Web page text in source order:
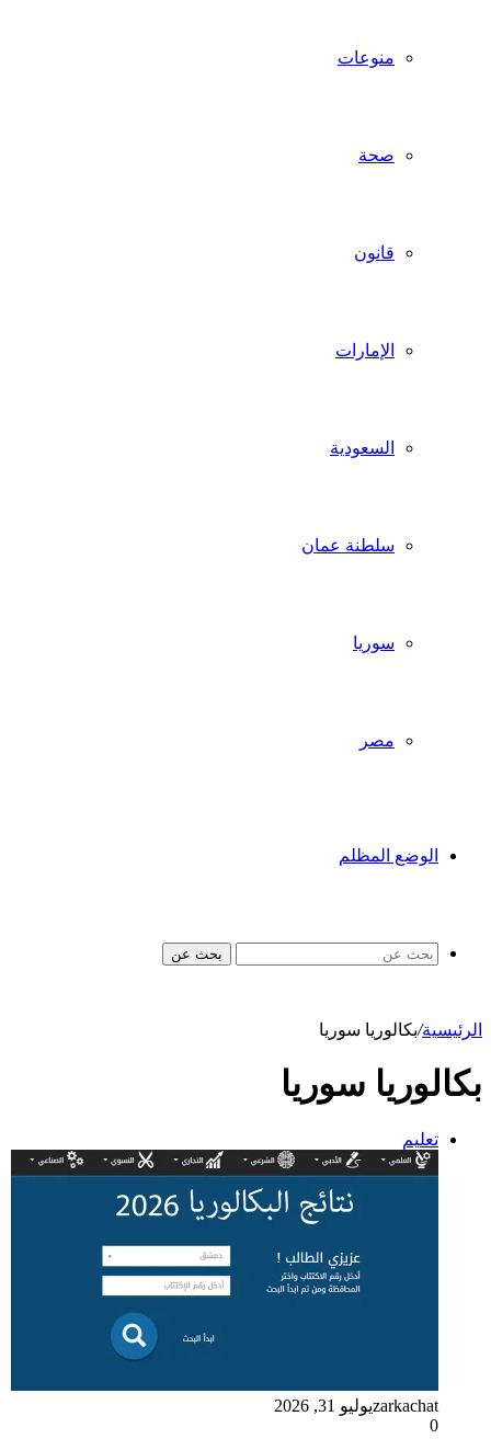
منوعات
صحة
قانون
الإمارات
السعودية
سلطنة عمان
سوريا
مصر
الوضع المظلم
بحث عن
الرئيسية/بكالوريا سوريا
بكالوريا سوريا
تعليم
zarkachatيوليو 31, 2026
0